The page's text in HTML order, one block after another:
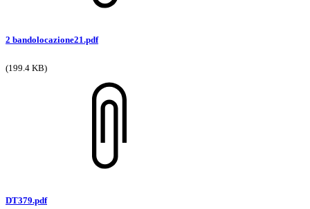
2 bandolocazione21.pdf
(199.4 KB)
DT379.pdf